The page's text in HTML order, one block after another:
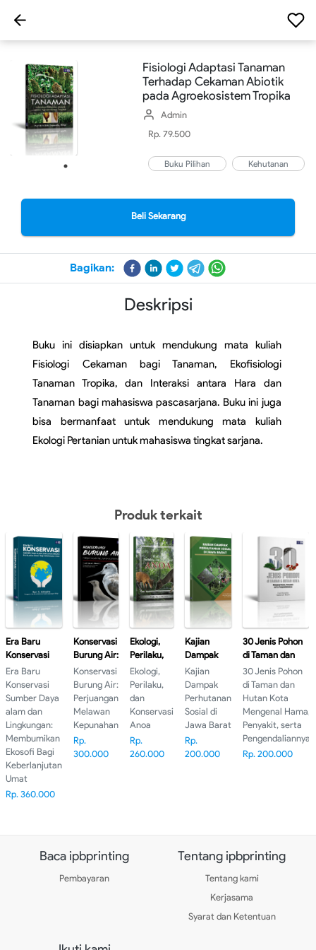
Fisiologi Adaptasi Tanaman
Terhadap Cekaman Abiotik
pada Agroekosistem Tropika
Admin
Rp. 79.500
Buku Pilihan Kehutanan
Beli Sekarang
Bagikan:
Deskripsi
Buku ini disiapkan untuk mendukung mata kuliah
Fisiologi Cekaman bagi Tanaman, Ekofisiologi
Tanaman Tropika, dan Interaksi antara Hara dan
Tanaman bagi mahasiswa pascasarjana. Buku ini juga
bisa bermanfaat untuk mendukung mata kuliah
Ekologi Pertanian untuk mahasiswa tingkat sarjana.
Produk terkait
Era Baru
Konservasi
Sumber Daya
alam dan
Lingkungan:
Membumikan
Ekosofi Bagi
Keberlanjutan
Umat
Era Baru
Konservasi
Sumber Daya
alam dan
Lingkungan:
Membumikan
Ekosofi Bagi
Keberlanjutan
Umat
Rp. 360.000
Konservasi
Burung Air:
Perjuangan
Melawan
Kepunahan
Konservasi
Burung Air:
Perjuangan
Melawan
Kepunahan
Rp.
300.000
Ekologi,
Perilaku,
dan
Konservasi
Anoa
Ekologi,
Perilaku,
dan
Konservasi
Anoa
Rp.
260.000
Kajian
Dampak
Perhutanan
Sosial di
Jawa Barat
Kajian
Dampak
Perhutanan
Sosial di
Jawa Barat
Rp.
200.000
30 Jenis Pohon
di Taman dan
Hutan Kota
Mengenal Hama,
Penyakit, serta
Pengendaliannya
30 Jenis Pohon
di Taman dan
Hutan Kota
Mengenal Hama,
Penyakit, serta
Pengendaliannya
Rp. 200.000
Baca ipbprinting
Pembayaran
Tentang ipbprinting
Tentang kami
Kerjasama
Syarat dan Ketentuan